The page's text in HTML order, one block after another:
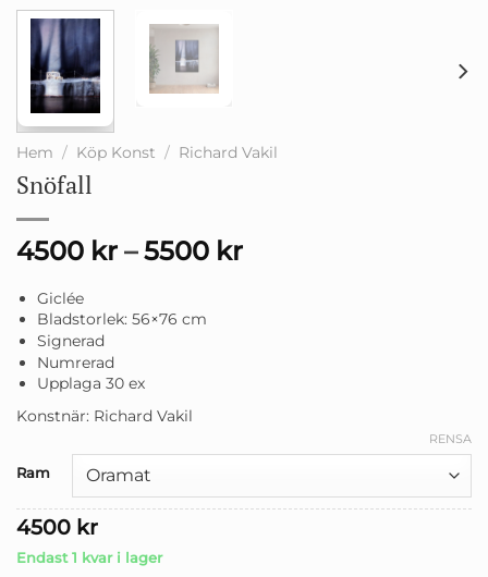
Hem / Köp Konst / Richard Vakil
Snöfall
4500 kr –5500 kr
Giclée
Bladstorlek: 56×76 cm
Signerad
Numrerad
Upplaga 30 ex
Konstnär: Richard Vakil
Ram
RENSA
4500 kr
Endast 1 kvar i lager